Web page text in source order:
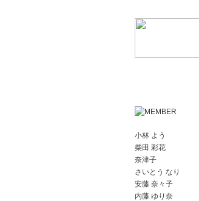
小林 よう
柴田 彩花
奈津子
さいとう なり
安藤 奈々子
内藤 ゆり奈